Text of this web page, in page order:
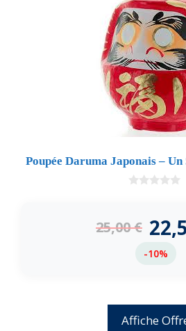
Poupée Daruma Japonais –
5
25,00€
-10%
Affiche